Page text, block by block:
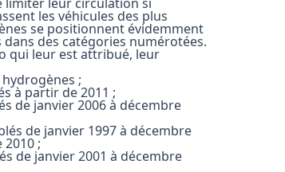
les véhicules des plus
se positionnent évidemment
des catégories numérotées.
qui leur est attribué, leur
;
à partir de 2011 ;
de janvier 2006 à décembre
de janvier 1997 à décembre
;
de janvier 2001 à décembre